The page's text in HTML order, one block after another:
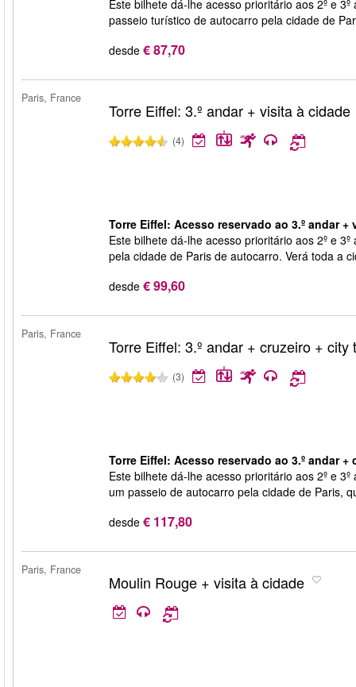
Este bilhete dá-lhe acesso prioritário aos 2º e
passeio turístico de autocarro pela cidade de
desde € 87,70
Paris, France
Torre Eiffel: 3.º andar + visita à cidade
(4)
Torre Eiffel: Acesso reservado ao 3.º andar
Este bilhete dá-lhe acesso prioritário aos 2º e
pela cidade de Paris de autocarro. Verá toda a
desde € 99,60
Paris, France
Torre Eiffel: 3.º andar + cruzeiro + city
(3)
Torre Eiffel: Acesso reservado ao 3.º andar
Este bilhete dá-lhe acesso prioritário aos 2º e
um passeio de autocarro pela cidade de Paris,
desde € 117,80
Paris, France
Moulin Rouge + visita à cidade